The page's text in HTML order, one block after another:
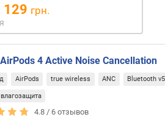
к
129 грн.
4 Active Noise Cancellation
AirPods true wireless ANC Bluetooth
влагозащита
4.8 / 6 отзывов